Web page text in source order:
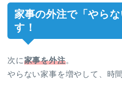
家事の外注で「やら
す！
次に家事を外注。
やらない家事を増やして、時